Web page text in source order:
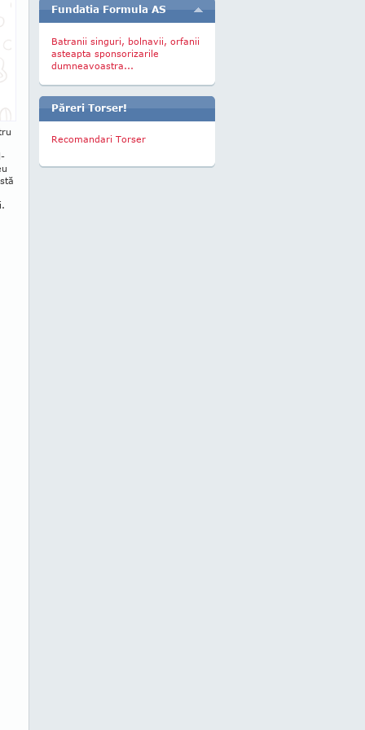
Fundatia Formula AS
Batranii singuri, bolnavii, orfanii
asteapta sponsorizarile
dumneavoastra...
Păreri Torser!
Recomandari Torser